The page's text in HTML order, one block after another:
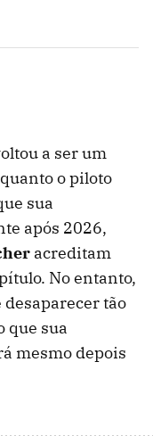
a ser um
o piloto
sua
após 2026,
acreditam
No entanto,
tão
que sua
mesmo depois